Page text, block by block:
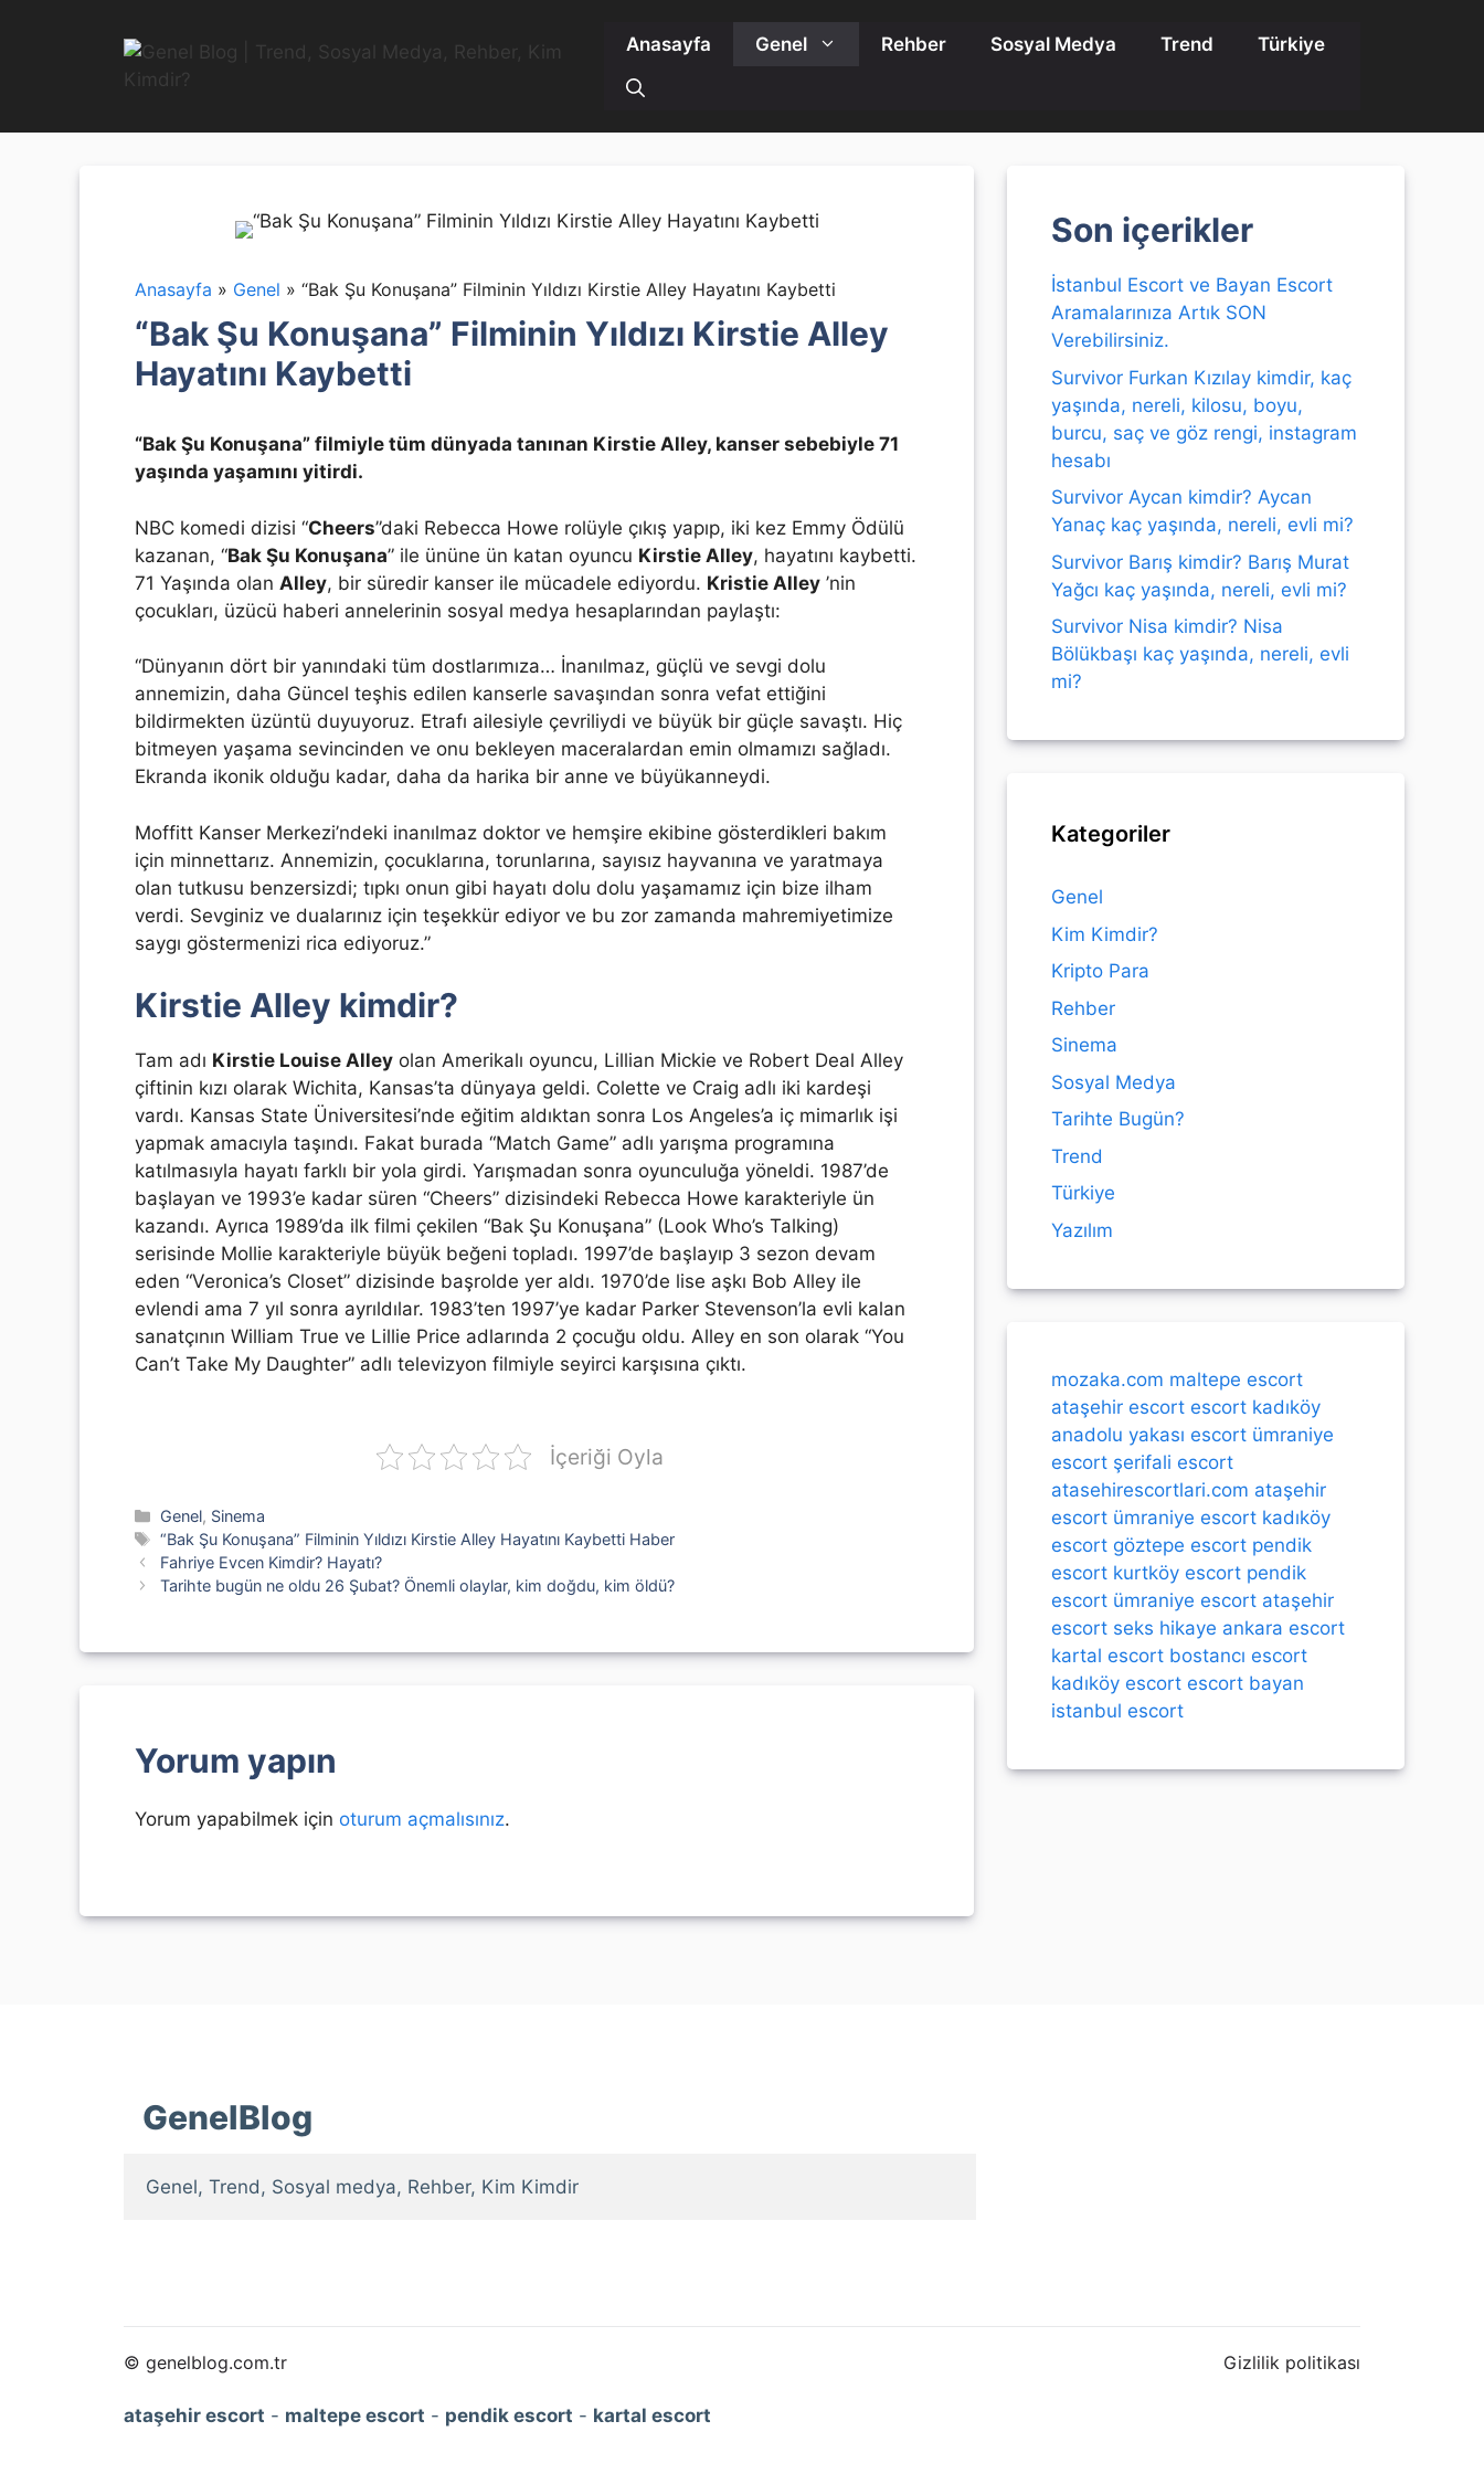
Anasayfa Genel Rehber Sosyal Medya Trend Türkiye
Anasayfa » Genel » “Bak Şu Konuşana” Filminin Yıldızı Kirstie Alley Hayatını Kaybetti
“Bak Şu Konuşana” Filminin Yıldızı Kirstie Alley
Hayatını Kaybetti
“Bak Şu Konuşana” filmiyle tüm dünyada tanınan Kirstie Alley, kanser sebebiyle 71
yaşında yaşamını yitirdi.
NBC komedi dizisi “Cheers”daki Rebecca Howe rolüyle çıkış yapıp, iki kez Emmy Ödülü
kazanan, “Bak Şu Konuşana” ile ününe ün katan oyuncu Kirstie Alley, hayatını kaybetti.
71 Yaşında olan Alley, bir süredir kanser ile mücadele ediyordu. Kristie Alley ’nin
çocukları, üzücü haberi annelerinin sosyal medya hesaplarından paylaştı:
“Dünyanın dört bir yanındaki tüm dostlarımıza… İnanılmaz, güçlü ve sevgi dolu
annemizin, daha Güncel teşhis edilen kanserle savaşından sonra vefat ettiğini
bildirmekten üzüntü duyuyoruz. Etrafı ailesiyle çevriliydi ve büyük bir güçle savaştı. Hiç
bitmeyen yaşama sevincinden ve onu bekleyen maceralardan emin olmamızı sağladı.
Ekranda ikonik olduğu kadar, daha da harika bir anne ve büyükanneydi.
Moffitt Kanser Merkezi’ndeki inanılmaz doktor ve hemşire ekibine gösterdikleri bakım
için minnettarız. Annemizin, çocuklarına, torunlarına, sayısız hayvanına ve yaratmaya
olan tutkusu benzersizdi; tıpkı onun gibi hayatı dolu dolu yaşamamız için bize ilham
verdi. Sevginiz ve dualarınız için teşekkür ediyor ve bu zor zamanda mahremiyetimize
saygı göstermenizi rica ediyoruz.”
Kirstie Alley kimdir?
Tam adı Kirstie Louise Alley olan Amerikalı oyuncu, Lillian Mickie ve Robert Deal Alley
çiftinin kızı olarak Wichita, Kansas’ta dünyaya geldi. Colette ve Craig adlı iki kardeşi
vardı. Kansas State Üniversitesi’nde eğitim aldıktan sonra Los Angeles’a iç mimarlık işi
yapmak amacıyla taşındı. Fakat burada “Match Game” adlı yarışma programına
katılmasıyla hayatı farklı bir yola girdi. Yarışmadan sonra oyunculuğa yöneldi. 1987’de
başlayan ve 1993’e kadar süren “Cheers” dizisindeki Rebecca Howe karakteriyle ün
kazandı. Ayrıca 1989’da ilk filmi çekilen “Bak Şu Konuşana” (Look Who’s Talking)
serisinde Mollie karakteriyle büyük beğeni topladı. 1997’de başlayıp 3 sezon devam
eden “Veronica’s Closet” dizisinde başrolde yer aldı. 1970’de lise aşkı Bob Alley ile
evlendi ama 7 yıl sonra ayrıldılar. 1983’ten 1997’ye kadar Parker Stevenson’la evli kalan
sanatçının William True ve Lillie Price adlarında 2 çocuğu oldu. Alley en son olarak “You
Can’t Take My Daughter” adlı televizyon filmiyle seyirci karşısına çıktı.
İçeriği Oyla
Kategoriler
Genel, Sinema
Etiketler
“Bak Şu Konuşana” Filminin Yıldızı Kirstie Alley Hayatını Kaybetti Haber
Fahriye Evcen Kimdir? Hayatı?
Tarihte bugün ne oldu 26 Şubat? Önemli olaylar, kim doğdu, kim öldü?
Yorum yapın
Yorum yapabilmek için oturum açmalısınız.
Son içerikler
İstanbul Escort ve Bayan Escort
Aramalarınıza Artık SON
Verebilirsiniz.
Survivor Furkan Kızılay kimdir, kaç
yaşında, nereli, kilosu, boyu,
burcu, saç ve göz rengi, instagram
hesabı
Survivor Aycan kimdir? Aycan
Yanaç kaç yaşında, nereli, evli mi?
Survivor Barış kimdir? Barış Murat
Yağcı kaç yaşında, nereli, evli mi?
Survivor Nisa kimdir? Nisa
Bölükbaşı kaç yaşında, nereli, evli
mi?
Kategoriler
Genel
Kim Kimdir?
Kripto Para
Rehber
Sinema
Sosyal Medya
Tarihte Bugün?
Trend
Türkiye
Yazılım
mozaka.com maltepe escort
ataşehir escort escort kadıköy
anadolu yakası escort ümraniye
escort şerifali escort
atasehirescortlari.com ataşehir
escort ümraniye escort kadıköy
escort göztepe escort pendik
escort kurtköy escort pendik
escort ümraniye escort ataşehir
escort seks hikaye ankara escort
kartal escort bostancı escort
kadıköy escort escort bayan
istanbul escort
GenelBlog
Genel, Trend, Sosyal medya, Rehber, Kim Kimdir
© genelblog.com.tr
ataşehir escort - maltepe escort - pendik escort - kartal escort
Gizlilik politikası